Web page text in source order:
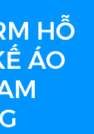
HỖ
ÁO